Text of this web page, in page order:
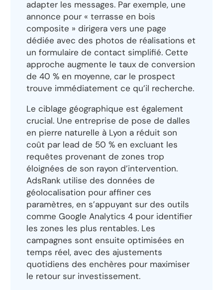
adapter les messages. Par exemple, une
annonce pour « terrasse en bois
composite » dirigera vers une page
dédiée avec des photos de réalisations et
un formulaire de contact simplifié. Cette
approche augmente le taux de conversion
de 40 % en moyenne, car le prospect
trouve immédiatement ce qu’il recherche.
Le ciblage géographique est également
crucial. Une entreprise de pose de dalles
en pierre naturelle à Lyon a réduit son
coût par lead de 50 % en excluant les
requêtes provenant de zones trop
éloignées de son rayon d’intervention.
AdsRank utilise des données de
géolocalisation pour affiner ces
paramètres, en s’appuyant sur des outils
comme Google Analytics 4 pour identifier
les zones les plus rentables. Les
campagnes sont ensuite optimisées en
temps réel, avec des ajustements
quotidiens des enchères pour maximiser
le retour sur investissement.